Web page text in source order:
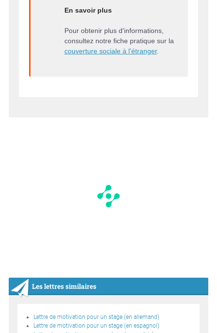
En savoir plus
Pour obtenir plus d'informations,
consultez notre fiche pratique sur la
couverture sociale à l'étranger.
Les lettres similaires
Lettre de motivation pour un stage (en allemand)
Lettre de motivation pour un stage (en espagnol)